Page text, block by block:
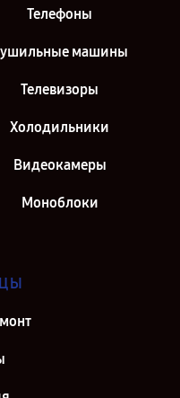
Телефоны
машины
Телевизоры
Холодильники
Видеокамеры
Моноблоки